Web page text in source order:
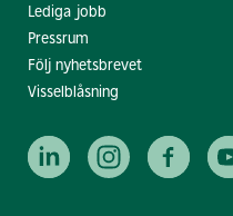
Lediga jobb
Pressrum
Följ nyhetsbrevet
Visselblåsning